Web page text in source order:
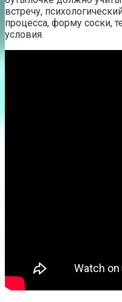
встречу,
процесса, форму соски,
условия.